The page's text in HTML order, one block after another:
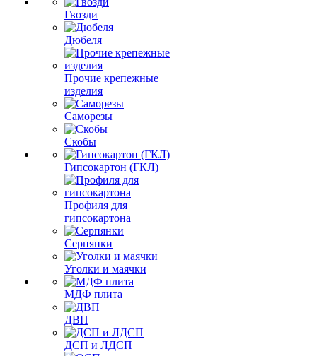
Гвозди
Дюбеля
Прочие крепежные
изделия
Саморезы
Скобы
Гипсокартон (ГКЛ)
Профиля для
гипсокартона
Серпянки
Уголки и маячки
МДФ плита
ДВП
ДСП и ЛДСП